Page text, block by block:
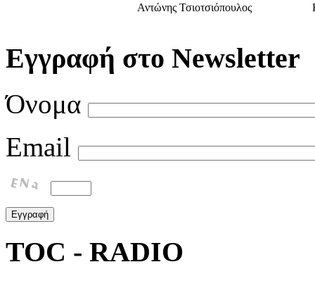
Αντώνης Τσιοτσιόπουλος
Εγγραφή στο Newsletter
Όνομα
Email
TOC - RADIO